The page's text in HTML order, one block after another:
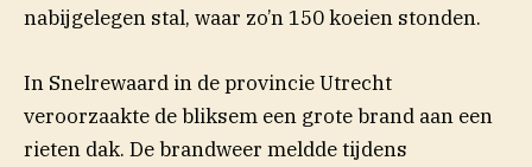
nabijgelegen stal, waar zo’n 150 koeien stonden.
In Snelrewaard in de provincie Utrecht
veroorzaakte de bliksem een grote brand aan een
rieten dak. De brandweer meldde tijdens